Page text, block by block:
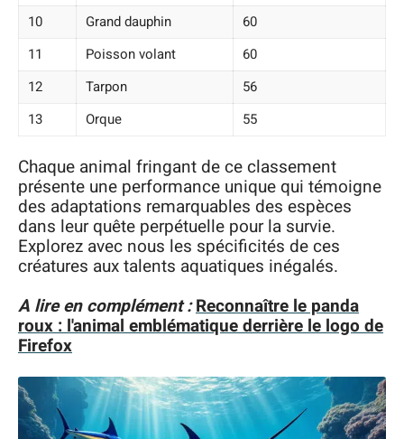
10
Grand dauphin
60
11
Poisson volant
60
12
Tarpon
56
13
Orque 55
Chaque animal fringant de ce classement
présente une performance unique qui témoigne
des adaptations remarquables des espèces
dans leur quête perpétuelle pour la survie.
Explorez avec nous les spécificités de ces
créatures aux talents aquatiques inégalés.
A lire en complément :Reconnaître le panda
roux : l'animal emblématique derrière le logo de
Firefox